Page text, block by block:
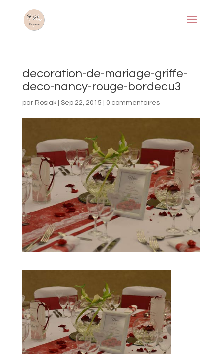
decoration-de-mariage-griffe-
deco-nancy-rouge-bordeau3
par Rosiak| Sep 22, 2015 0 commentaires